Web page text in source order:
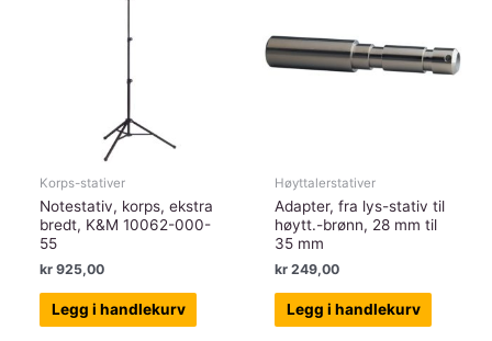
Korps-stativer
Notestativ, korps, ekstra
bredt, K&M 10062-000-
55
kr 925,00
Legg i handlekurv
Høyttalerstativer
Adapter, fra lys-stativ til
høytt.-brønn, 28 mm til
35 mm
kr 249,00
Legg i handlekurv